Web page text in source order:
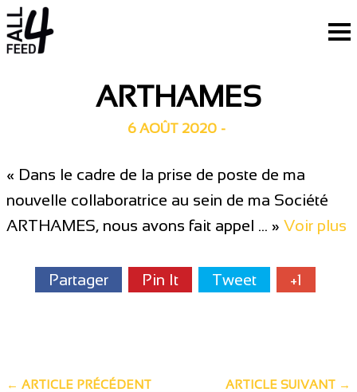
ARTHAMES
6 AOÛT 2020 -
« Dans le cadre de la prise de poste de ma
nouvelle collaboratrice au sein de ma Société
ARTHAMES, nous avons fait appel … » Voir plus
Partager Pin It Tweet +1
← ARTICLE PRÉCÉDENT ARTICLE SUIVANT →